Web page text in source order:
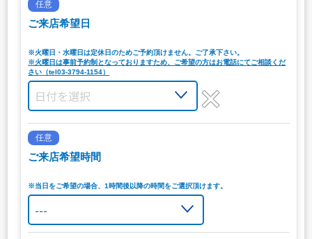
任意
ご来店希望日
※火曜日・水曜日は定休日のためご予約頂けません。ご了承下さい。
※火曜日は事前予約制となっておりますため、ご希望の方はお電話にてご相談くだ
さい（tel03-3794-1154）
任意
ご来店希望時間
※当日をご希望の場合、1時間後以降の時間をご選択頂けます。